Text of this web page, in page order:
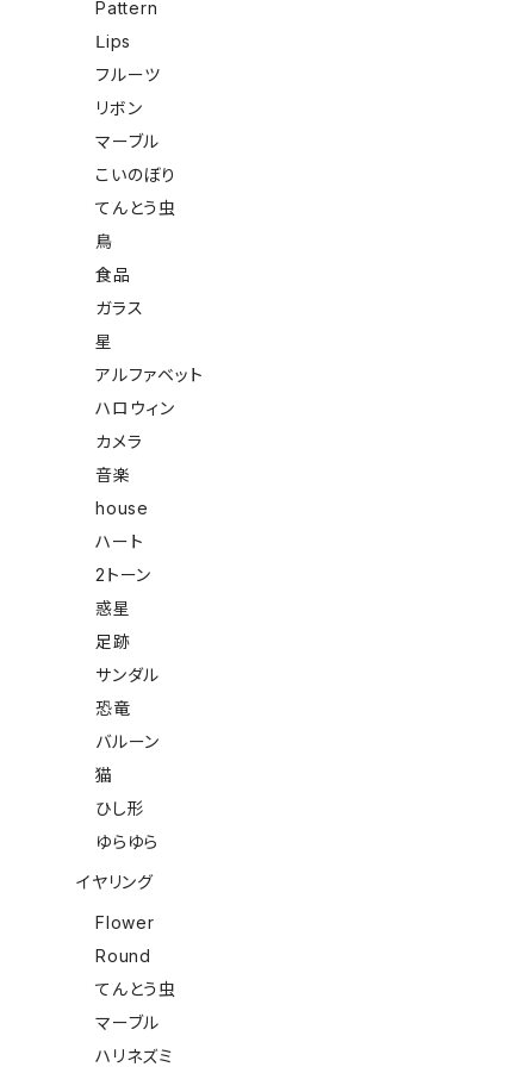
Pattern
Ⅼips
フルーツ
リボン
マーブル
こいのぼり
てんとう虫
鳥
食品
ガラス
星
アルファベット
ハロウィン
カメラ
音楽
house
ハート
2トーン
惑星
足跡
サンダル
恐竜
バルーン
猫
ひし形
ゆらゆら
イヤリング
Flower
Round
てんとう虫
マーブル
ハリネズミ